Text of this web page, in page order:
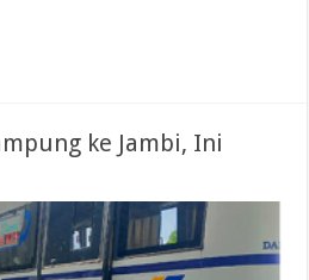
ke Jambi, Ini